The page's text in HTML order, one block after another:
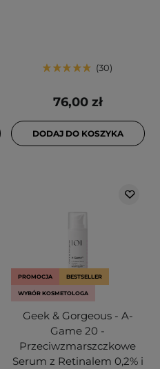
30
76,00 zł
DODAJ DO KOSZYKA
PROMOCJA BESTSELLER
WYBÓR KOSMETOLOGA
Geek & Gorgeous - A-
Game 20 -
Przeciwzmarszczkowe
Serum z Retinalem 0,2% i